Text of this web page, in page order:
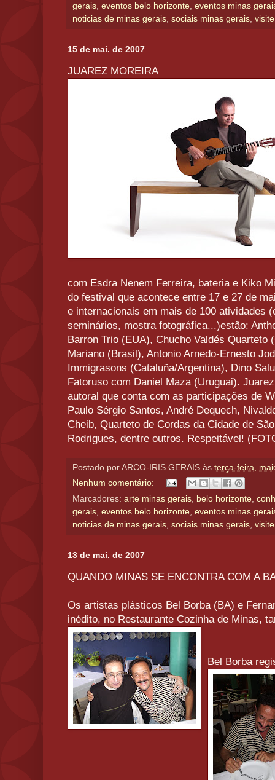
gerais eventos belo horizonte eventos minas
noticias de minas gerais sociais minas gerais
15 de mai. de 2007
JUAREZ MOREIRA
com Esdra Nenem Ferreira, bateria e Kiko
do festival que acontece entre 17 e 27 de
e internacionais em mais de 100 atividades
seminários, mostra fotográfica...)estão:
Barron Trio (EUA), Chucho Valdés Quarteto
Mariano (Brasil), Antonio Arnedo-Ernesto
Immigrasons (Cataluña/Argentina), Dino
Fatoruso com Daniel Maza (Uruguai).
autoral que conta com as participações de
Paulo Sérgio Santos, André Dequech,
Cheib, Quarteto de Cordas da Cidade de
Rodrigues, dentre outros. Respeitável!
Postado por ARCO-IRIS GERAIS às terça-feira,
Nenhum comentário:
Marcadores: arte minas gerais, belo horizonte,
gerais, eventos belo horizonte, eventos minas
noticias de minas gerais, sociais minas gerais,
13 de mai. de 2007
QUANDO MINAS SE ENCONTRA COM A
Os artistas plásticos Bel Borba (BA) e
inédito, no Restaurante Cozinha de Minas,
Bel Borba